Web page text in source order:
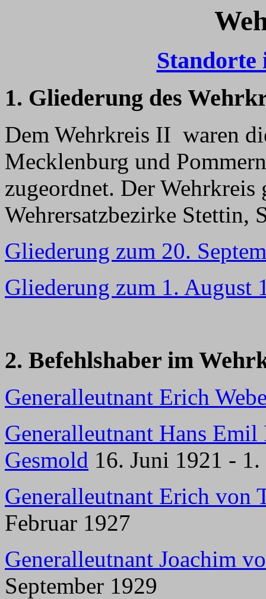
1. Gliederung des
Dem Wehrkreis II waren
Mecklenburg und
zugeordnet. Der
Wehrersatzbezirke Stettin,
Gliederung zum 20.
Gliederung zum 1. August
2. Befehlshaber im
Generalleutnant Erich
Generalleutnant Hans
Gesmold 16. Juni 1921 -
Generalleutnant Erich von
Februar 1927
Generalleutnant Joachim
September 1929